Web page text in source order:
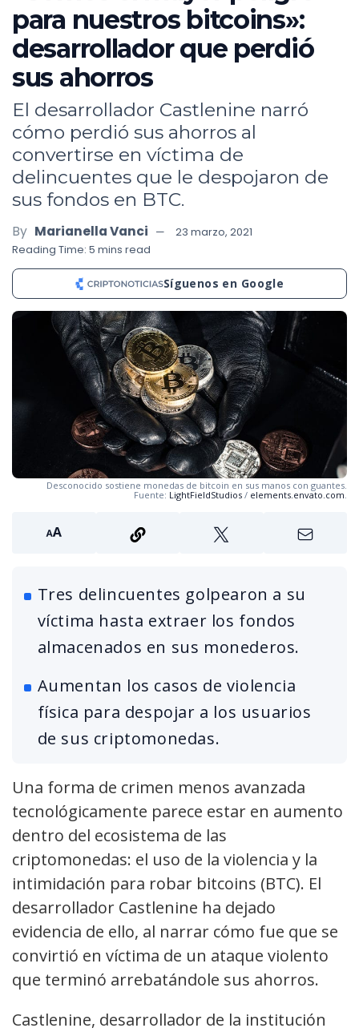
para nuestros bitcoins»:
desarrollador que perdió
sus ahorros
El desarrollador Castlenine narró
cómo perdió sus ahorros al
convertirse en víctima de
delincuentes que le despojaron de
sus fondos en BTC.
By Marianella Vanci
23 marzo, 2021
Reading Time: 5 mins read
Síguenos en Google
Desconocido sostiene monedas de bitcoin en sus manos con guantes.
Fuente: LightFieldStudios / elements.envato.com
Tres delincuentes golpearon a su
víctima hasta extraer los fondos
almacenados en sus monederos.
Aumentan los casos de violencia
física para despojar a los usuarios
de sus criptomonedas.
Una forma de crimen menos avanzada
tecnológicamente parece estar en aumento
dentro del ecosistema de las
criptomonedas: el uso de la violencia y la
intimidación para robar bitcoins (BTC). El
desarrollador Castlenine ha dejado
evidencia de ello, al narrar cómo fue que se
convirtió en víctima de un ataque violento
que terminó arrebatándole sus ahorros.
Castlenine, desarrollador de la institución